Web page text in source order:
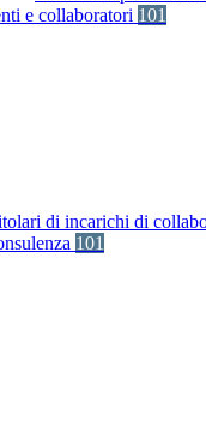
e collaboratori 101
di incarichi di
101